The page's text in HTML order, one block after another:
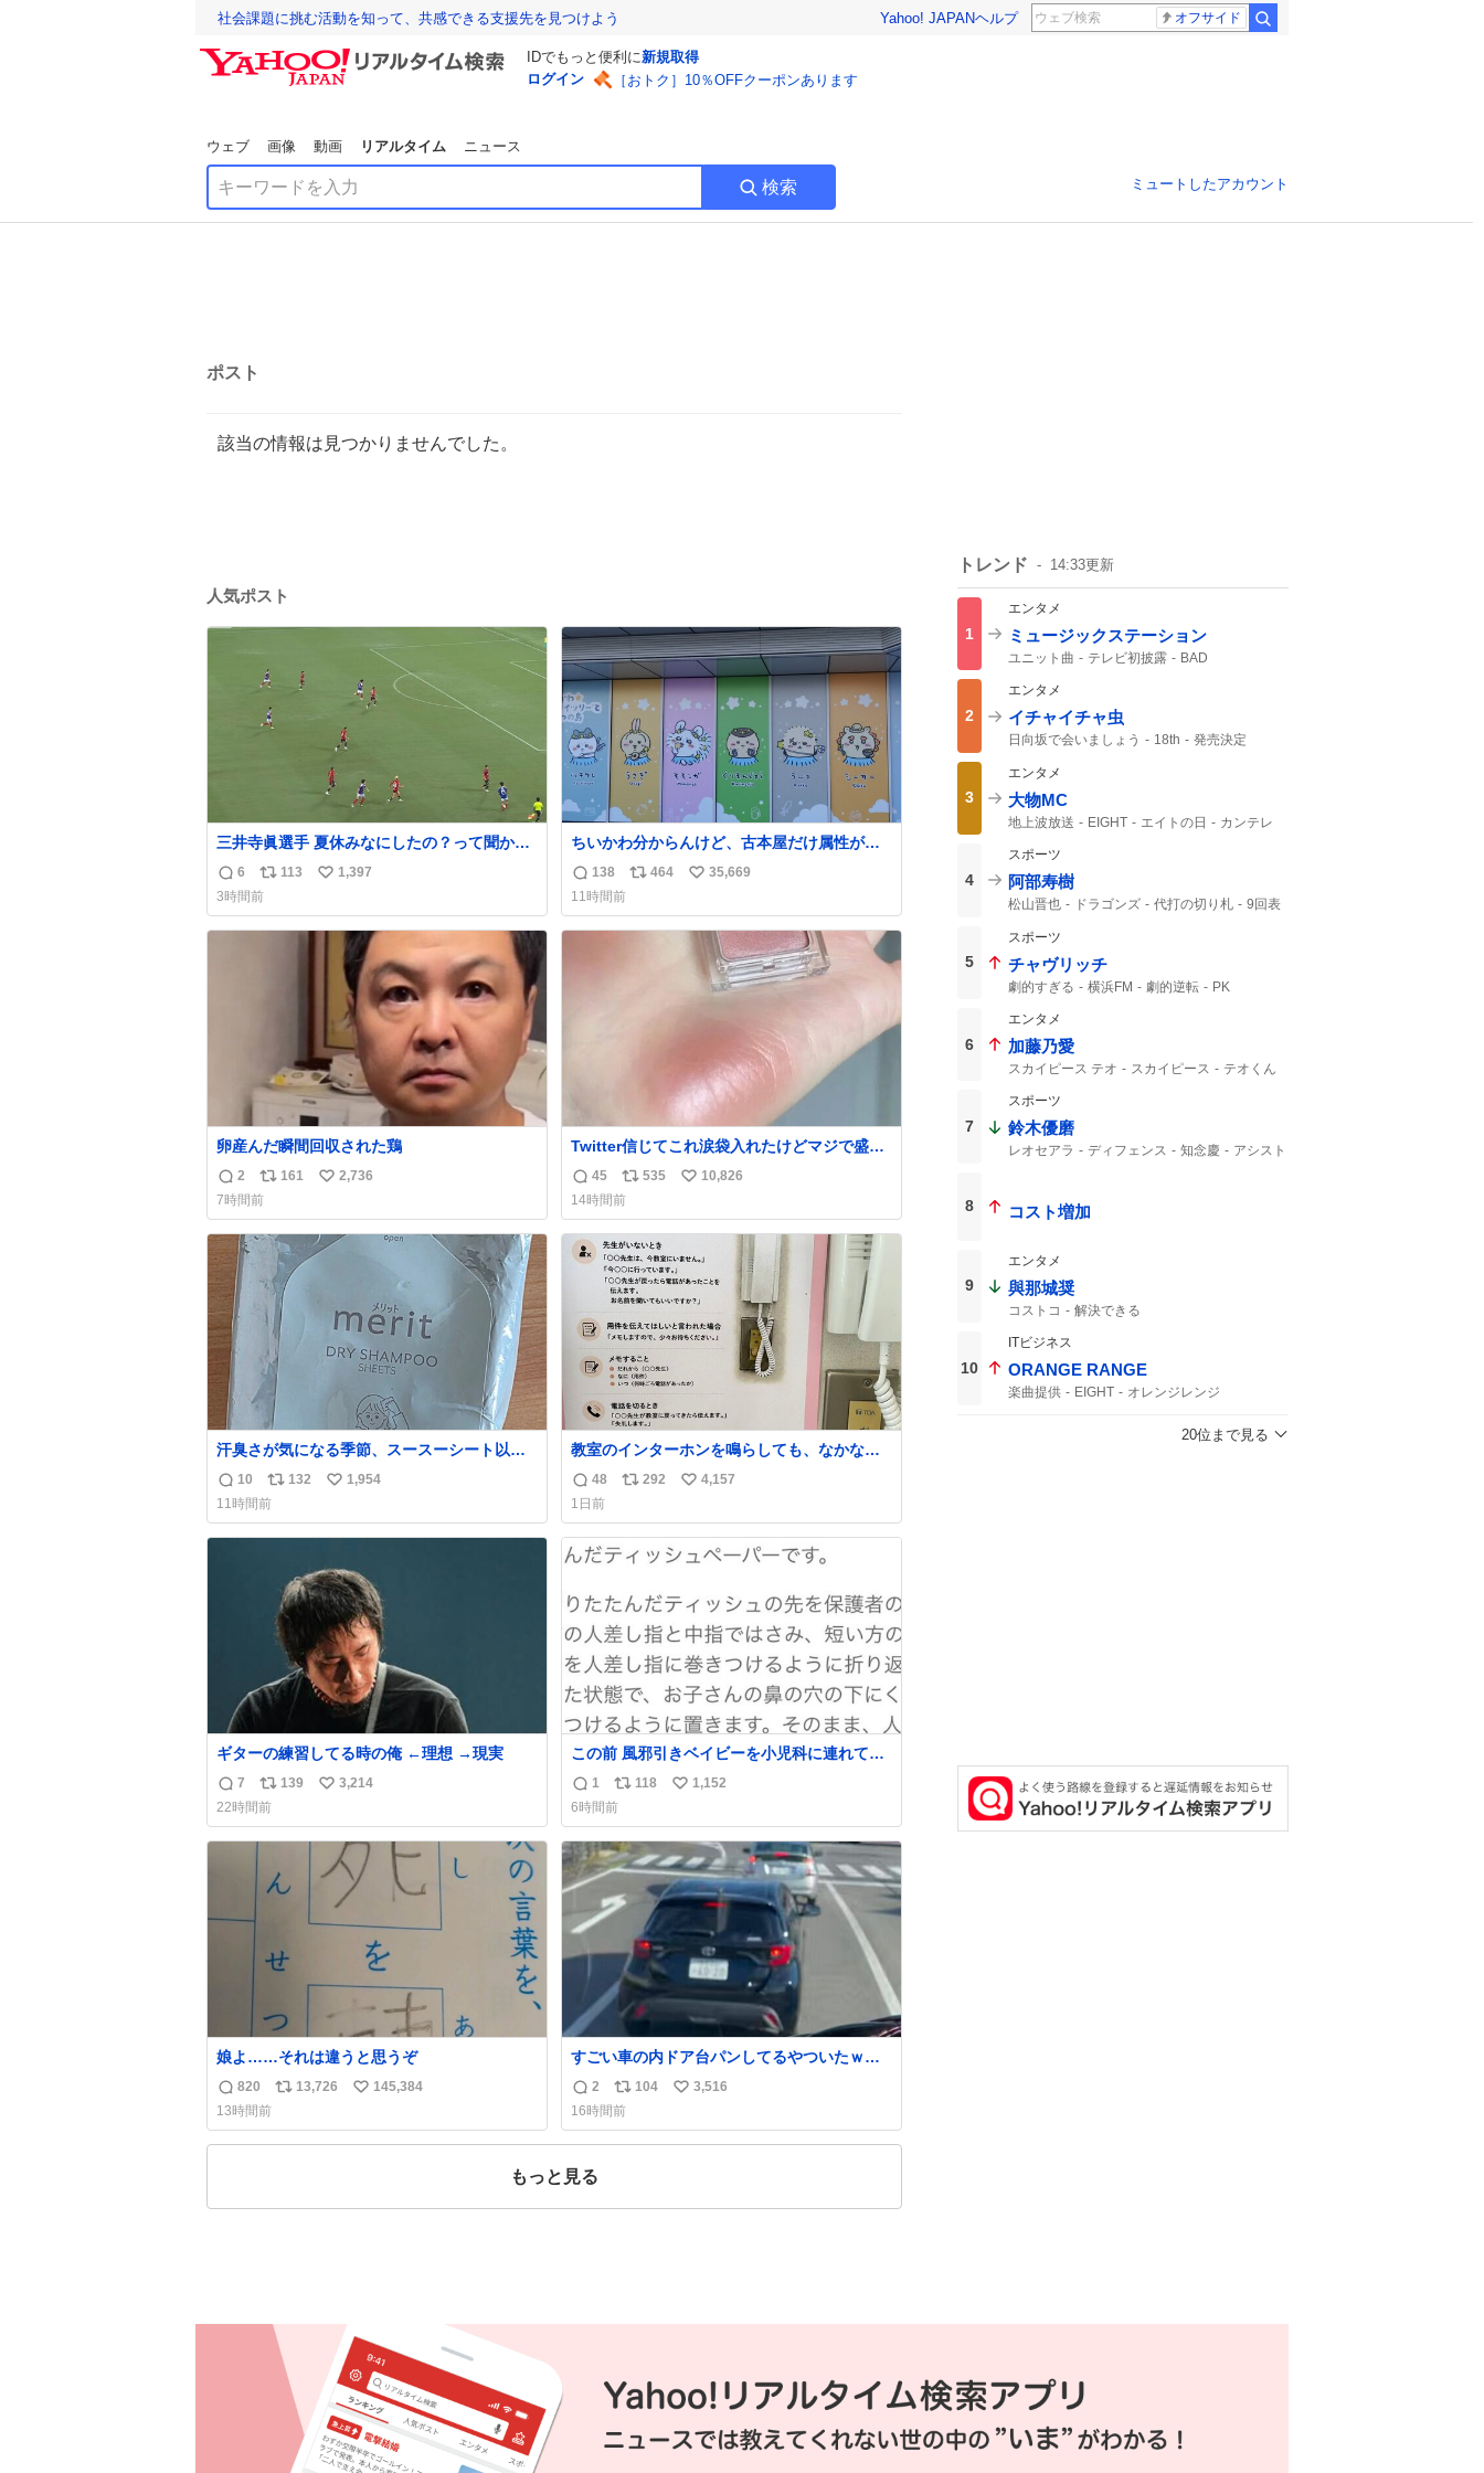
社会課題に挑む活動を知って、共感できる支援先を見つけよう Yahoo! JAPANヘルプ オフサイド
IDでもっと便利に新規取得
ログイン
［おトク］10％OFFクーポンあります
ウェブ 画像 動画 リアルタイム ニュース
検索 ミュートしたアカウント
ポスト
該当の情報は見つかりませんでした。
人気ポスト
三井寺眞選手 夏休みなにしたの？って聞かれ
て「国立競技場でオープニングゴール決めた
よ」と答えられるの強すぎる
返
信
数
6
リ
ポ
ス
113
い
ね
1,397
3時間前
ちいかわ分からんけど、古本屋だけ属性が名
前になってるのはどういうこと？
返
信
数
138
リ
ス
464
い
ね
35,669
11時間前
卵産んだ瞬間回収された鶏
返
信
数
2
リ
ポ
ス
数
161
い
ね
数
2,736
7時間前
Twitter信じてこれ涙袋入れたけどマジで盛れ
た…ありがとう…
返
信
数
45
リ
ポ
ス
ト
数
535
い
ね
数
10,826
14時間前
汗臭さが気になる季節、スースーシート以外
だと、これがとにかくスッキリする。2年くら
い前に #生活は踊る で紹介したやつ。おじさ
んにもおばさんにもオススメだ。ドラストに
売ってるぞ。ドライシャンプーって書いてあ
首筋がんがん拭いて汗臭不安を解消。
返
信
数
10
リ
ポ
ス
132
い
ね
1,954
11時間前
教室のインターホンを鳴らしても、なかなか
誰も出ないことがあります…。 もしかすると
「電話の出方」に困っているのかもしれませ
ん。 そこで「何を話せばいいか」が見える手
引きを用意して、安心して電話に出られるよ
うにします。 インターホンの応対も大切なコ
返
信
数
48
リ
ス
ト
292
い
ね
数
4,157
1日前
ギターの練習してる時の俺 ←理想 →現実
返
信
数
7
リ
ポ
ス
数
139
い
ね
数
3,214
22時間前
この前 風邪引きベイビーを小児科に連れてっ
た時に ベイビーが鼻水ズルズルになっちゃっ
たんだけど、 この方法思い出してやってみた
ら めっちゃ鼻水取れて感動😄✨ 「鼻が摩擦で
荒れそう…」 と思ってやったことなかったけ
ど、 鼻吸い器無い時の応急処置にとても良い
わ🤩 覚えてて損はなかった‼️
返
信
数
1
リ
ポ
ス
ト
118
い
ね
数
1,152
6時間前
娘よ……それは違うと思うぞ
返
信
数
820
リ
ス
13,726
い
ね
145,384
13時間前
すごい車の内ドア台パンしてるやついたｗｗ
ｗｗｗｗｗｗｗｗｗｗｗｗ
返
信
数
2
リ
ポ
ス
104
い
ね
3,516
16時間前
もっと見る
トレンド 14:33更新
1
エンタメ
ミュージックステーション
ユニット曲 テレビ初披露
BAD
音楽番組
2
エンタメ
イチャイチャ虫
日向坂で会いましょう 18th
発売決定
3
エンタメ
大物MC
地上波放送 EIGHT エイトの日
カンテレ
TVer
4
スポーツ
阿部寿樹
松山晋也 ドラゴンズ 代打の切り札
9回表
5
スポーツ
チャヴリッチ
劇的すぎる 横浜FM 劇的逆転
PK
6
エンタメ
加藤乃愛
スカイピース テオ スカイピース
テオくん
7
スポーツ
鈴木優磨
レオセアラ ディフェンス 知念慶
アシスト
8 コスト増加
9
エンタメ
與那城奨
コストコ 解決できる
10
ITビジネス
ORANGE RANGE
楽曲提供 EIGHT
オレンジレンジ
大倉さん20位まで見る